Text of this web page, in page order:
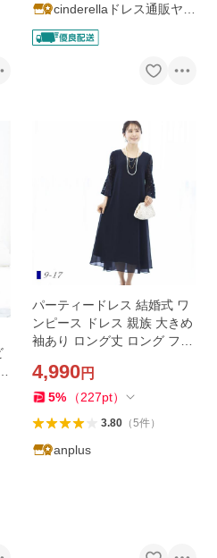
cinderellaドレス通販ヤフ
ー店
パーティードレス 結婚式 ワ
ンピース ドレス 親族 大きめ
袖あり ロング丈 ロング フォ
春 夏 秋 冬 20代 30代 40代 5
0代 60代
4,990円
5% （227pt）
3.80（5件）
anplus